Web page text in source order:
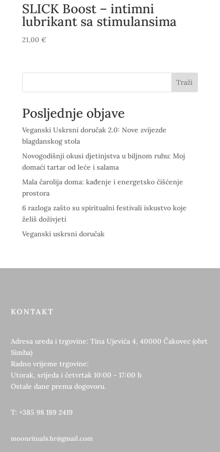
SLICK Boost – intimni
lubrikant sa stimulansima
21,00 €
Traži
Posljednje objave
Veganski Uskrsni doručak 2.0: Nove zvijezde
blagdanskog stola
Novogodišnji okusi djetinjstva u biljnom ruhu: Moj
domaći tartar od leće i salama
Mala čarolija doma: kađenje i energetsko čišćenje
prostora
6 razloga zašto su spiritualni festivali iskustvo koje
želiš doživjeti
Veganski uskrsni doručak
KONTAKT
Adresa ureda i trgovine: Tina Ujevića 4, 40000 Čakovec (obrt
Simha)
Radno vrijeme trgovine:
Utorak, srijeda i četvrtak 10:00 - 17:00 h
Ostale dane prema dogovoru.
T: +385 98 189 2419
moonrituals.hr@gmail.com